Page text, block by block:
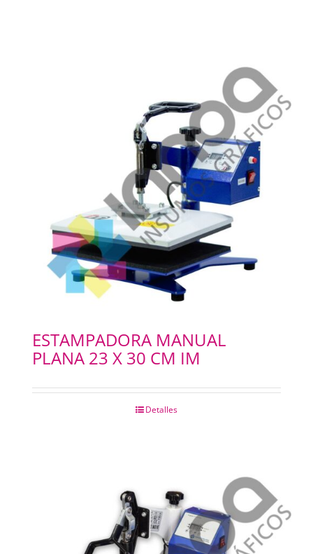
ESTAMPADORA MANUAL
PLANA 23 X 30 CM IM
Detalles